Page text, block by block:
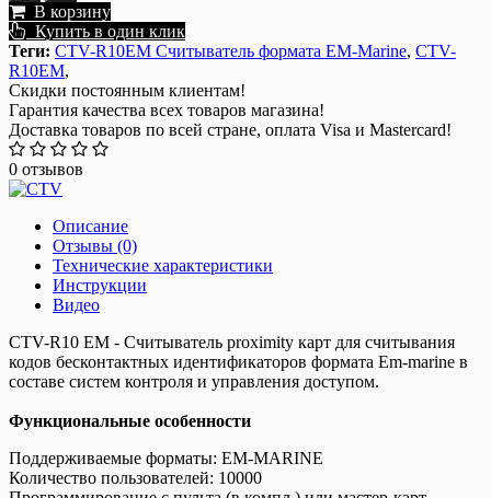
В корзину
Купить в один клик
Теги: CTV-R10EM Cчитыватель формата EM-Marine, CTV-
R10EM,
Скидки постоянным клиентам!
Гарантия качества всех товаров магазина!
Доставка товаров по всей стране, оплата Visa и Mastercard!
0 отзывов
Описание
Отзывы (0)
Технические характеристики
Инструкции
Видео
CTV-R10 EM - Считыватель proximity карт для считывания
кодов бесконтактных идентификаторов формата Em-marine в
составе систем контроля и управления доступом.
Функциональные особенности
Поддерживаемые форматы: EM-MARINE
Количество пользователей: 10000